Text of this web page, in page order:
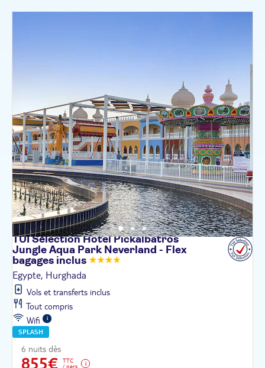
TUI Sélection Hôtel Pickalbatros
Jungle Aqua Park Neverland - Flex
bagages inclus
Egypte, Hurghada
Vols et transferts inclus
Tout compris
Wifi
SPLASH
6 nuits dès
855€
TTC
/ pers.